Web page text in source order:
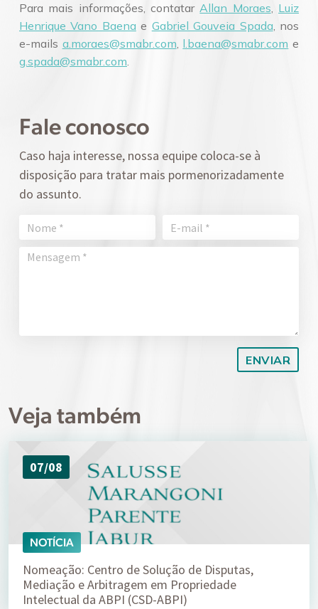
Para mais informações, contatarAllan Moraes, Luiz
Henrique Vano Baena e Gabriel Gouveia Spada, nos
e-mails a.moraes@smabr.com, l.baena@smabr.com e
g.spada@smabr.com.
Fale conosco
Caso haja interesse, nossa equipe coloca-se à
disposição para tratar mais pormenorizadamente
do assunto.
Veja também
07/08
NOTÍCIA
Nomeação: Centro de Solução de Disputas,
Mediação e Arbitragem em Propriedade
Intelectual da ABPI (CSD-ABPI)